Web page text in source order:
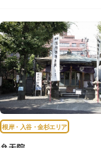
根岸・入谷・金杉エリア